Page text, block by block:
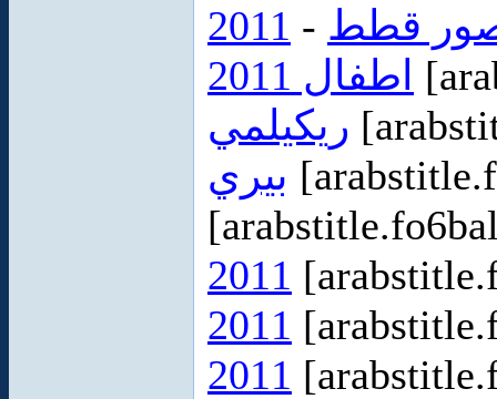
2011 - قطط
اطفال 2011
ريكيلمي
بيري
2011
2011
2011